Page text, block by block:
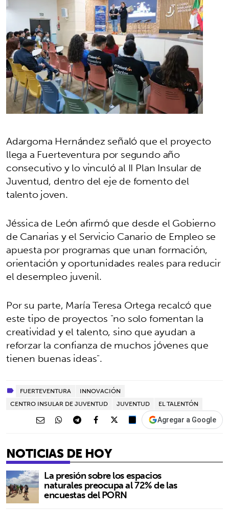
Adargoma Hernández señaló que el proyecto
llega a Fuerteventura por segundo año
consecutivo y lo vinculó al II Plan Insular de
Juventud, dentro del eje de fomento del
talento joven.
Jéssica de León afirmó que desde el Gobierno
de Canarias y el Servicio Canario de Empleo se
apuesta por programas que unan formación,
orientación y oportunidades reales para reducir
el desempleo juvenil.
Por su parte, María Teresa Ortega recalcó que
este tipo de proyectos "no solo fomentan la
creatividad y el talento, sino que ayudan a
reforzar la confianza de muchos jóvenes que
tienen buenas ideas".
FUERTEVENTURA
INNOVACIÓN
CENTRO INSULAR DE JUVENTUD
JUVENTUD EL TALENTÓN
Agregar a Google
NOTICIAS DE HOY
La presión sobre los espacios
naturales preocupa al 72% de las
encuestas del PORN